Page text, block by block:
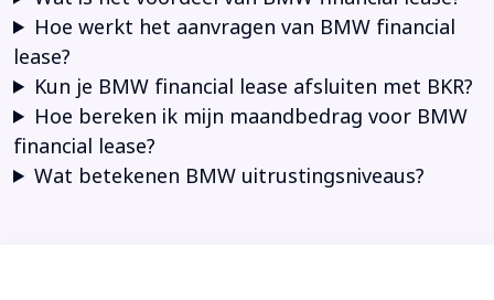
Hoe werkt het aanvragen van BMW financial
lease?
Kun je BMW financial lease afsluiten met BKR?
Hoe bereken ik mijn maandbedrag voor BMW
financial lease?
Wat betekenen BMW uitrustingsniveaus?